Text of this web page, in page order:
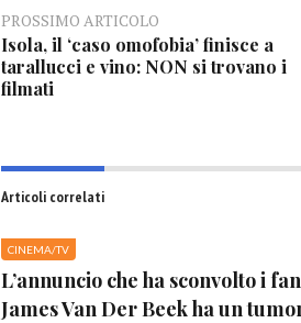
PROSSIMO ARTICOLO
Isola, il ‘caso omofobia’ finisce a
tarallucci e vino: NON si trovano i
filmati
Articoli correlati
CINEMA/TV
L’annuncio che ha sconvolto i
James Van Der Beek ha un